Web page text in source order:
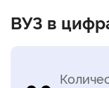
ВУЗ в